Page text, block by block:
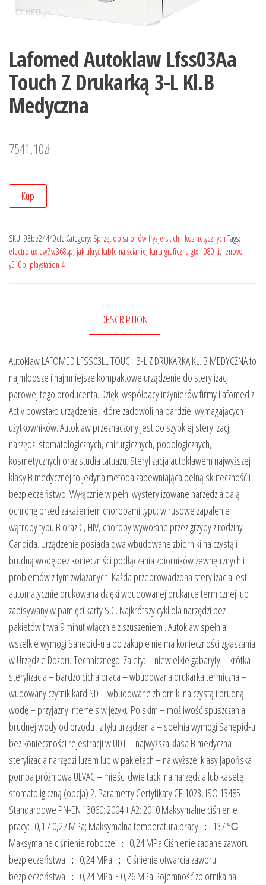
Lafomed Autoklaw Lfss03Aa
Touch Z Drukarką 3-L Kl.B
Medyczna
7541,10zł
Kup
SKU: 93be24440cfc Category: Sprzęt do salonów fryzjerskich i kosmetycznych Tags:
electrolux ew7w368sp, jak ukryć kable na ścianie, karta graficzna gtx 1080 ti, lenovo
y510p, playstation 4
DESCRIPTION
Autoklaw LAFOMED LFSS03LL TOUCH 3-L Z DRUKARKĄ KL. B MEDYCZNA to
najmłodsze i najmniejsze kompaktowe urządzenie do sterylizacji
parowej tego producenta. Dzięki współpacy inżynierów firmy Lafomed z
Activ powstało urządzenie, które zadowoli najbardziej wymagających
użytkowników. Autoklaw przeznaczony jest do szybkiej sterylizacji
narzędzi stomatologicznych, chirurgicznych, podologicznych,
kosmetycznych oraz studia tatuażu. Sterylizacja autoklawem najwyższej
klasy B medycznej to jedyna metoda zapewniająca pełną skuteczność i
bezpieczeństwo. Wyłącznie w pełni wysterylizowane narzędzia dają
ochronę przed zakażeniem chorobami typu: wirusowe zapalenie
wątroby typu B oraz C, HIV, choroby wywołane przez grzyby z rodziny
Candida. Urządzenie posiada dwa wbudowane zbiorniki na czystą i
brudną wodę bez konieczniści podłączania zbiorników zewnętrznych i
problemów z tym związanych. Każda przeprowadzona sterylizacja jest
automatycznie drukowana dzięki wbudowanej drukarce termicznej lub
zapisywany w pamięci karty SD . Najkrótszy cykl dla narzędzi bez
pakietów trwa 9 minut włącznie z szuszeniem . Autoklaw spełnia
wszelkie wymogi Sanepid-u a po zakupie nie ma konieczności zgłaszania
w Urzędzie Dozoru Technicznego. Zalety: – niewielkie gabaryty – krótka
sterylizacja – bardzo cicha praca – wbudowana drukarka termiczna –
wudowany czytnik kard SD – wbudowane zbiorniki na czystą i brudną
wodę – przyjazny interfejs w języku Polskim – możliwość spuszczania
brudnej wody od przodu i z tyłu urządzenia – spełnia wymogi Sanepid-u
bez konieczności rejestracji w UDT – najwyższa klasa B medyczna –
sterylizacja narzędzi luzem lub w pakietach – najwyższej klasy Japońska
pompa próżniowa ULVAC – mieści dwie tacki na narzędzia lub kasetę
stomatoligiczną (opcja) 2. Parametry Certyfikaty CE 1023, ISO 13485
Standardowe PN-EN 13060: 2004 + A2: 2010 Maksymalne ciśnienie
pracy: -0,1 / 0,27 MPa; Maksymalna temperatura pracy ： 137 ℃
Maksymalne ciśnienie robocze ： 0,24 MPa Ciśnienie zadane zaworu
bezpieczeństwa ： 0,24 MPa ； Ciśnienie otwarcia zaworu
bezpieczeństwa ： 0,24 MPa ~ 0,26 MPa Pojemność zbiornika na